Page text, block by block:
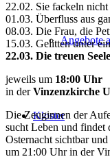
Angebote
Kloster
22.02. Sie fackeln nicht
01.03. Überfluss aus
08.03. Die Frau, die
15.03. Gelitten unter
22.03. Die treuen
jeweils um 18:00 Uhr
in derVinzenzkirche
Die Zeuginnen der
sucht Leben und findet
Osternacht sichtbar
um 21:00 Uhr in der